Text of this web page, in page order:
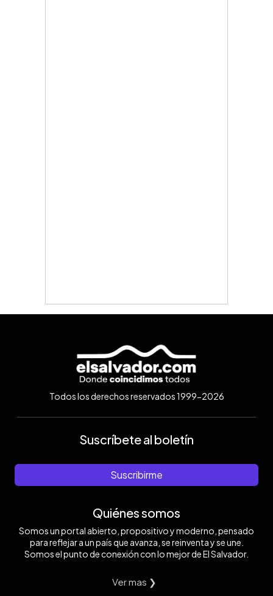
Todos los derechos reservados 1999-2026
Suscríbete al boletín
Suscribirme
Quiénes somos
Somos un portal abierto, propositivo y moderno, pensado
para reflejar a un país que avanza, se reinventa y se une.
Somos el punto de conexión con lo mejor de El Salvador.
Ver mas ❯